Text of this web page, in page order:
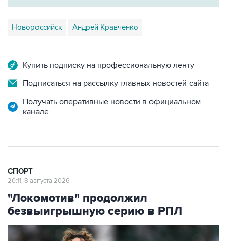
Новороссийск Андрей Кравченко
Купить подписку на профессиональную ленту
Подписаться на рассылку главных новостей сайта
Получать оперативные новости в официальном
канале
СПОРТ
20:11, 8 августа 2026
"Локомотив" продолжил
безвыигрышную серию в РПЛ